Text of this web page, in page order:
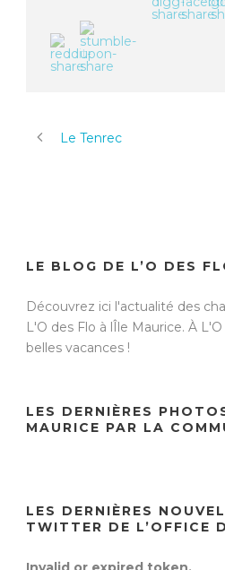
Le Tenrec
LE BLOG DE L’O DES
Découvrez ici l'actualité des
L'O des Flo à lÎle Maurice. À
belles vacances !
LES DERNIÈRES
MAURICE PAR LA
LES DERNIÈRES
TWITTER DE L’OFFICE